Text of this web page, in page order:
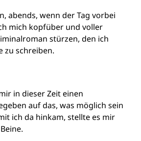
abends, wenn der Tag vorbei
mich kopfüber und voller
stürzen, den ich
zu schreiben.
in dieser Zeit einen
auf das, was möglich sein
ich da hinkam, stellte es mir